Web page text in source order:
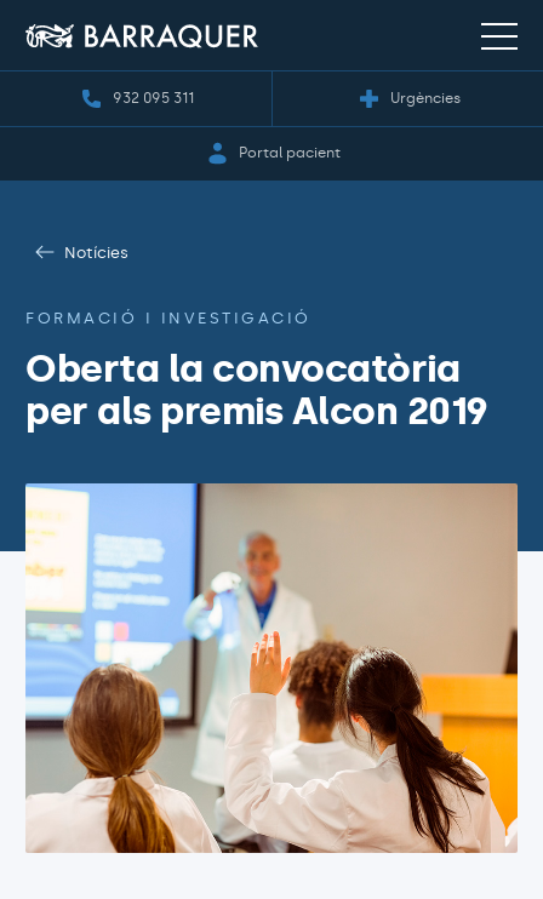
932 095 311 Urgències
Portal pacient
Notícies
FORMACIÓ I INVESTIGACIÓ
Oberta la convocatòria
per als premis Alcon 2019